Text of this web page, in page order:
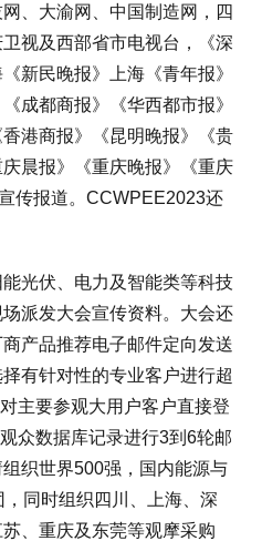
、大渝网、中国制造网，四
视及西部省市电视台，《深
新民晚报》上海《青年报》
成都商报》《华西都市报》
香港商报》《昆明晚报》《贵
晨报》《重庆晚报》《重庆
传报道。CCWPEE2023还
光伏、电力及智能类等科技
派发大会宣传资料。大会还
产品推荐电子邮件定向发送
有针对性的专业客户进行超
主要参观大用户客户直接登
众数据库记录进行3到6轮邮
织世界500强，国内能源与
同时组织四川、上海、深
、重庆及东莞等观摩采购